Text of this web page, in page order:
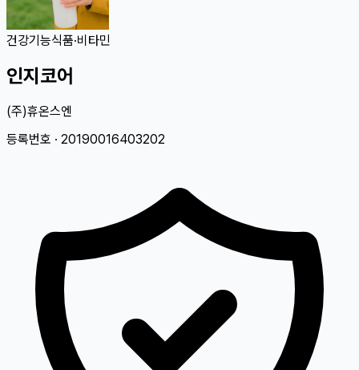
건강기능식품·비타민
인지코어
(주)휴온스엔
등록번호 · 20190016403202